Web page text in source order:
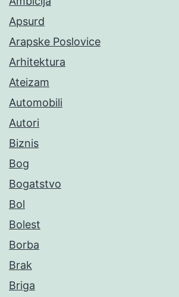
Apsurd
Arapske Poslovice
Arhitektura
Ateizam
Automobili
Autori
Biznis
Bog
Bogatstvo
Bol
Bolest
Borba
Brak
Briga